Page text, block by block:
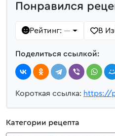
Понравился
Рейтинг: — В
Поделиться ссылкой:
Короткая ссылка: https://
Категории рецепта